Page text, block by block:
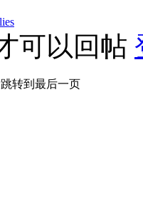
可以回帖
转到最后一页